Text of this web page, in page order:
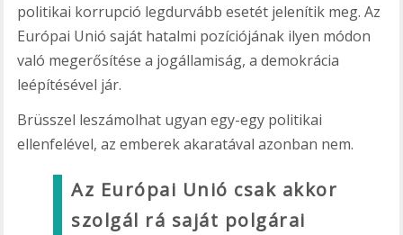
politikai korrupció legdurvább esetét jelenítik meg. Az
Európai Unió saját hatalmi pozíciójának ilyen módon
való megerősítése a jogállamiság, a demokrácia
leépítésével jár.
Brüsszel leszámolhat ugyan egy-egy politikai
ellenfelével, az emberek akaratával azonban nem.
Az Európai Unió csak akkor
szolgál rá saját polgárai